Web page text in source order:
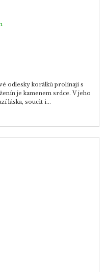
odlesky korálků prolínají s
je kamenem srdce. V jeho
láska, soucit i...